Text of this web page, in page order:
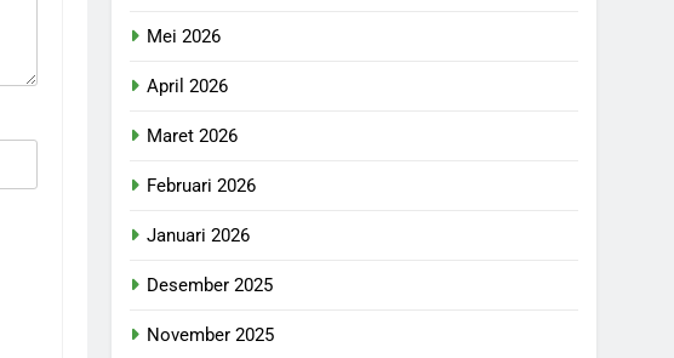
Mei 2026
April 2026
Maret 2026
Februari 2026
Januari 2026
Desember 2025
November 2025